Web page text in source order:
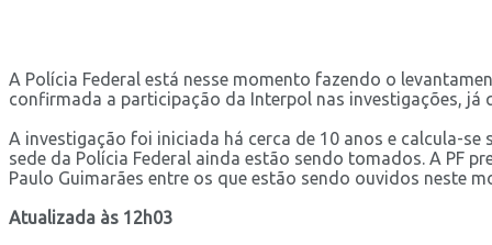
A Polícia Federal está nesse momento fazendo o
confirmada a participação da Interpol nas investigações, já
A investigação foi iniciada há cerca de 10 anos e calcula-
sede da Polícia Federal ainda estão sendo tomados. A PF
Paulo Guimarães entre os que estão sendo ouvidos neste
Atualizada às 12h03